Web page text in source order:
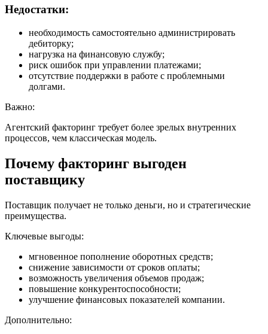
Недостатки:
необходимость самостоятельно администрировать
дебиторку;
нагрузка на финансовую службу;
риск ошибок при управлении платежами;
отсутствие поддержки в работе с проблемными
долгами.
Важно:
Агентский факторинг требует более зрелых внутренних
процессов, чем классическая модель.
Почему факторинг выгоден
поставщику
Поставщик получает не только деньги, но и стратегические
преимущества.
Ключевые выгоды:
мгновенное пополнение оборотных средств;
снижение зависимости от сроков оплаты;
возможность увеличения объемов продаж;
повышение конкурентоспособности;
улучшение финансовых показателей компании.
Дополнительно: